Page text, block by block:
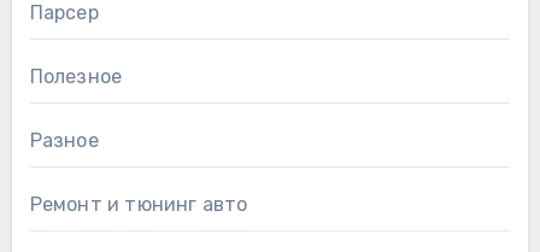
Парсер
Полезное
Разное
Ремонт и тюнинг авто